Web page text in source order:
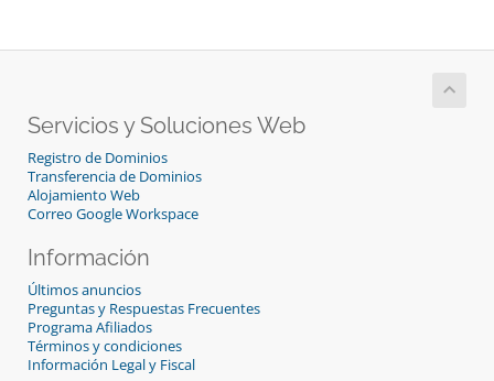
Servicios y Soluciones Web
Registro de Dominios
Transferencia de Dominios
Alojamiento Web
Correo Google Workspace
Información
Últimos anuncios
Preguntas y Respuestas Frecuentes
Programa Afiliados
Términos y condiciones
Información Legal y Fiscal